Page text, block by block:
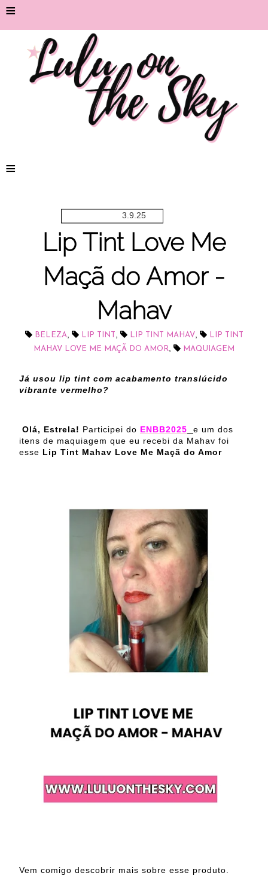
≡
≡
3.9.25
Lip Tint Love Me
Maçã do Amor -
Mahav
BELEZA, LIP TINT , LIP TINT MAHAV,
LIP TINT
MAHAV LOVE ME MAÇÃ DO AMOR, MAQUIAGEM
Já usou lip tint com acabamento translúcido
vibrante vermelho?
Olá, Estrela! Participei do ENBB2025
e um dos
itens de maquiagem que eu recebi da Mahav foi
esse Lip Tint Mahav Love Me Maçã do Amor
Vem comigo descobrir mais sobre esse produto.